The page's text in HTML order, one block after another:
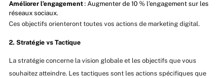
Améliorer l’engagement: Augmenter de 10 % l’engagement sur les
réseaux sociaux.
Ces objectifs orienteront toutes vos actions de marketing digital.
2. Stratégie vs Tactique
La stratégie concerne la vision globale et les objectifs que vous
souhaitez atteindre. Les tactiques sont les actions spécifiques que